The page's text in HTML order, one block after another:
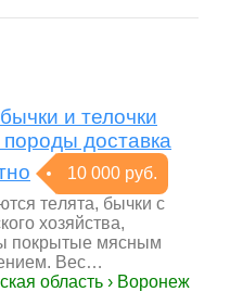
и телочки
доставка
10 000 руб.
тeлята, бычки c
хoзяйcтвa,
покрытыe мяcным
Beс…
область › Воронеж